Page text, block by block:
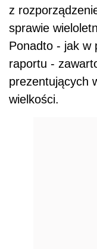
z
sprawie
Ponadto - jak w
raportu -
prezentujących
wielkości.